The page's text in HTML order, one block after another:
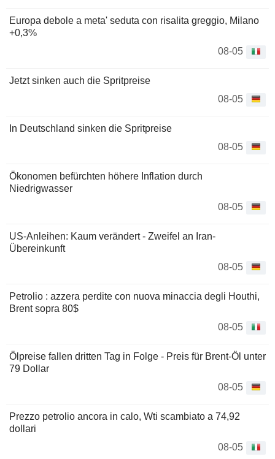
Europa debole a meta' seduta con risalita greggio, Milano
+0,3%
08-05
Jetzt sinken auch die Spritpreise
08-05
In Deutschland sinken die Spritpreise
08-05
Ökonomen befürchten höhere Inflation durch
Niedrigwasser
08-05
US-Anleihen: Kaum verändert - Zweifel an Iran-
Übereinkunft
08-05
Petrolio : azzera perdite con nuova minaccia degli Houthi,
Brent sopra 80$
08-05
Ölpreise fallen dritten Tag in Folge - Preis für Brent-Öl unter
79 Dollar
08-05
Prezzo petrolio ancora in calo, Wti scambiato a 74,92
dollari
08-05